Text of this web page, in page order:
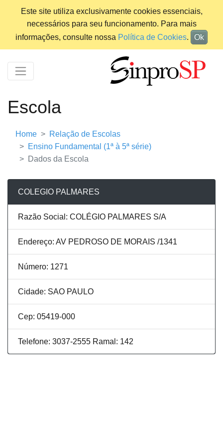
Este site utiliza exclusivamente cookies essenciais,
necessários para seu funcionamento. Para mais
informações, consulte nossa Política de Cookies. Ok
Escola
Home
Relação de Escolas
Ensino Fundamental (1ª à 5ª série)
Dados da Escola
COLEGIO PALMARES
Razão Social: COLÉGIO PALMARES S/A
Endereço: AV PEDROSO DE MORAIS /1341
Número: 1271
Cidade: SAO PAULO
Cep: 05419-000
Telefone: 3037-2555 Ramal: 142